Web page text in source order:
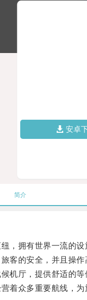
安卓
简介
拥有世界一流的设
的安全，并且操作
厅，提供舒适的等
众多重要航线，为